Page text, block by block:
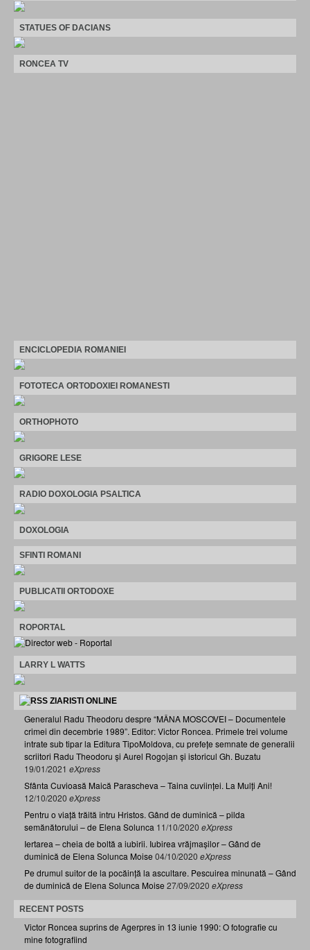
STATUES OF DACIANS
RONCEA TV
ENCICLOPEDIA ROMANIEI
FOTOTECA ORTODOXIEI ROMANESTI
ORTHOPHOTO
GRIGORE LESE
RADIO DOXOLOGIA PSALTICA
DOXOLOGIA
SFINTI ROMANI
PUBLICATII ORTODOXE
ROPORTAL
LARRY L WATTS
ZIARISTI ONLINE
Generalul Radu Theodoru despre “MÂNA MOSCOVEI – Documentele
crimei din decembrie 1989”. Editor: Victor Roncea. Primele trei volume
intrate sub tipar la Editura TipoMoldova, cu prefețe semnate de generalii
scriitori Radu Theodoru și Aurel Rogojan și istoricul Gh. Buzatu
19/01/2021 eXpress
Sfânta Cuvioasă Maică Parascheva – Taina cuviinței. La Mulți Ani!
12/10/2020 eXpress
Pentru o viață trăită întru Hristos. Gând de duminică – pilda
semănătorului – de Elena Solunca 11/10/2020 eXpress
Iertarea – cheia de boltă a iubirii. Iubirea vrăjmașilor – Gând de
duminică de Elena Solunca Moise 04/10/2020 eXpress
Pe drumul suitor de la pocăință la ascultare. Pescuirea minunată – Gând
de duminică de Elena Solunca Moise 27/09/2020 eXpress
RECENT POSTS
Victor Roncea suprins de Agerpres în 13 iunie 1990: O fotografie cu
mine fotografiind